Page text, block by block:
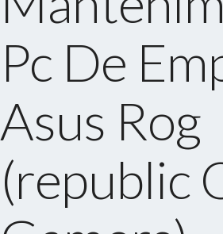
Pc De
Asus Rog
(republic